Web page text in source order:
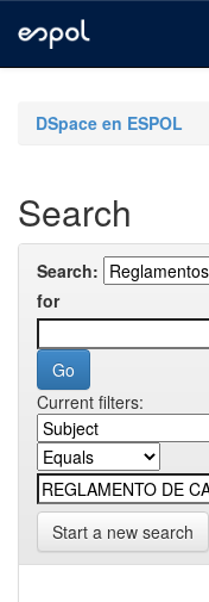
navigationDSpace en ESPOL
Search
Search:
for
Current filters:
Start a new search